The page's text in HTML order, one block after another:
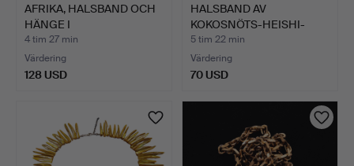
AFRIKA, HALSBAND OCH
HÄNGE I
STERLINGSILVE…
4 tim 27 min
Värdering
128 USD
HALSBAND AV
KOKOSNÖTS-HEISHI-
PÄRLOR – MÖRK…
5 tim 22 min
Värdering
70 USD